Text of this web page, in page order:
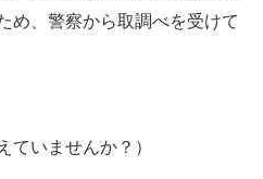
め、警察から取調べを受けて
ていませんか？）